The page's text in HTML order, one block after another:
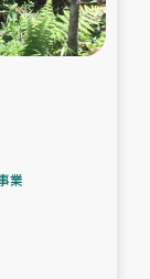
善事業
業